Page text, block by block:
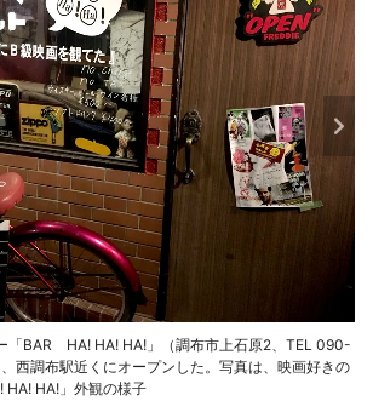
「BAR HA! HA! HA!」（調布市上石原2、TEL 090-
西調布駅近くにオープンした。写真は、映画好きの
HA!」外観の様子